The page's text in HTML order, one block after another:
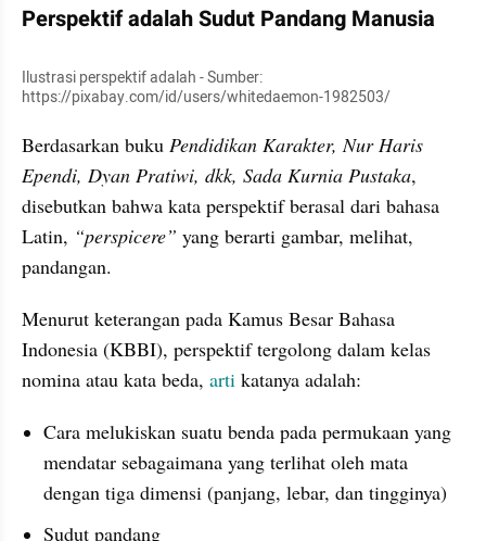
Perspektif adalah Sudut Pandang Manusia
Ilustrasi perspektif adalah - Sumber:
https://pixabay.com/id/users/whitedaemon-1982503/
Berdasarkan buku Pendidikan Karakter, Nur Haris
Ependi, Dyan Pratiwi, dkk, Sada Kurnia Pustaka,
disebutkan bahwa kata perspektif berasal dari bahasa
Latin, “perspicere” yang berarti gambar, melihat,
pandangan.
Menurut keterangan pada Kamus Besar Bahasa
Indonesia (KBBI), perspektif tergolong dalam kelas
nomina atau kata beda, arti katanya adalah:
Cara melukiskan suatu benda pada permukaan yang
mendatar sebagaimana yang terlihat oleh mata
dengan tiga dimensi (panjang, lebar, dan tingginya)
Sudut pandang